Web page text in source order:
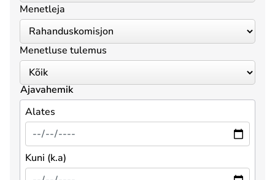
Menetleja
Menetluse tulemus
Ajavahemik
Alates
Kuni (k.a)